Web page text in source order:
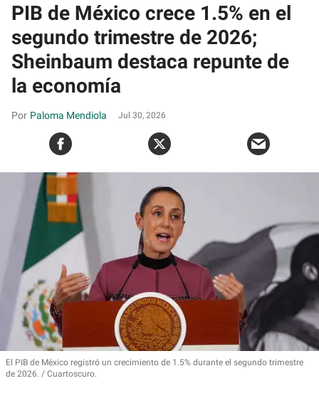
PIB de México crece 1.5% en el
segundo trimestre de 2026;
Sheinbaum destaca repunte de
la economía
Paloma Mendiola Jul 30, 2026
El PIB de México registró un crecimiento de 1.5% durante el segundo trimestre
de 2026.
Cuartoscuro.